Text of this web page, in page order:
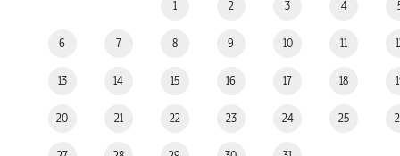
1 2 3 4
6 7 8 9 10 11
13 14 15 16 17 18
20 21 22 23 24 25